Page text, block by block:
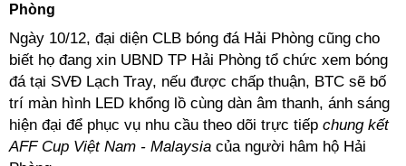
Phòng
Ngày 10/12, đại diện CLB bóng đá Hải Phòng cũng cho
biết họ đang xin UBND TP Hải Phòng tổ chức xem bóng
đá tại SVĐ Lạch Tray, nếu được chấp thuận, BTC sẽ bố
trí màn hình LED khổng lồ cùng dàn âm thanh, ánh sáng
hiện đại để phục vụ nhu cầu theo dõi trực tiếp chung kết
AFF Cup Việt Nam - Malaysia của người hâm hộ Hải